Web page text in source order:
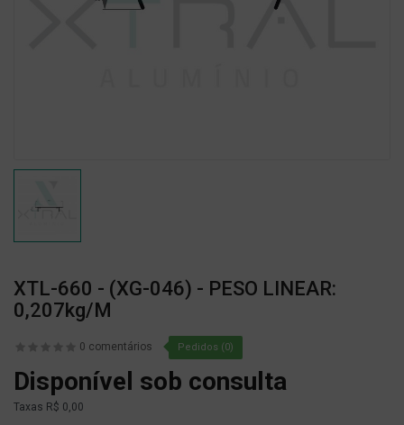
XTL-660 - (XG-046) - PESO LINEAR:
0,207kg/m
0 comentários Pedidos (0)
Disponível sob consulta
Taxas R$ 0,00